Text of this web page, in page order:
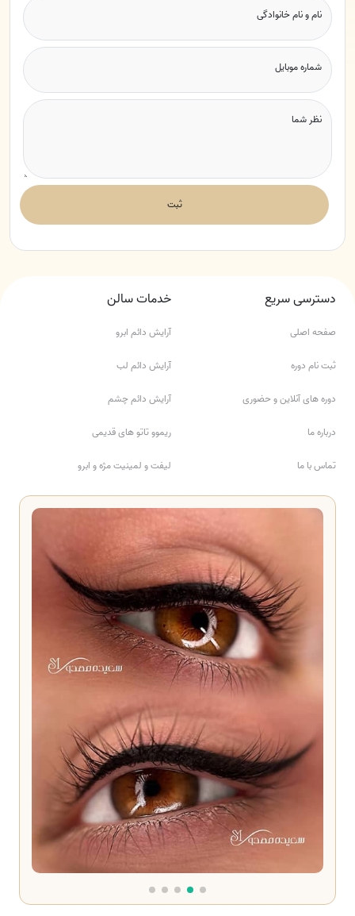
نام و نام خانوادگی
شماره موبایل
نظر شما
ثبت
دسترسی سریع
صفحه اصلی
ثبت نام دوره
دوره های آنلاین و حضوری
درباره ما
تماس با ما
خدمات سالن
آرایش دائم ابرو
آرایش دائم لب
آرایش دائم چشم
ریموو تاتو های قدیمی
لیفت و لمینیت مژه و ابرو